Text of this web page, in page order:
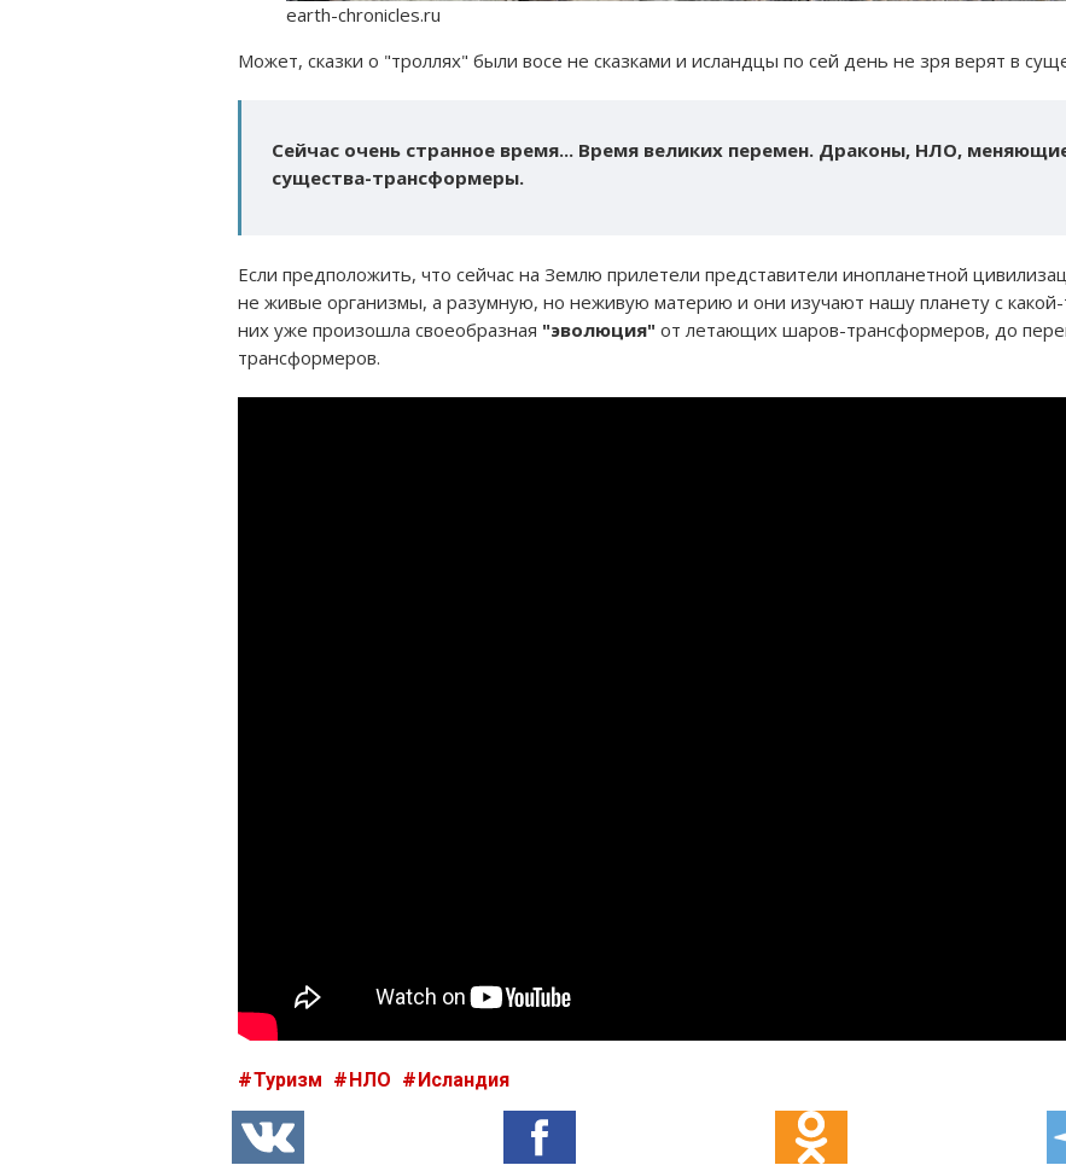
earth-chronicles.ru
Может, сказки о "троллях" были восе не сказками и исландцы по сей день не зря верят в
Сейчас очень странное время... Время великих перемен. Драконы, НЛО,
существа-трансформеры.
Если предположить, что сейчас на Землю прилетели представители инопланетной
не живые организмы, а разумную, но неживую материю и они изучают нашу планету с
них уже произошла своеобразная "эволюция" от летающих шаров-трансформеров, до
трансформеров.
Туризм НЛО Исландия